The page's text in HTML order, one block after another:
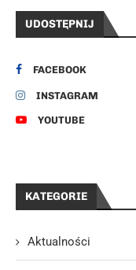
UDOSTĘPNIJ
FACEBOOK
INSTAGRAM
YOUTUBE
KATEGORIE
Aktualności